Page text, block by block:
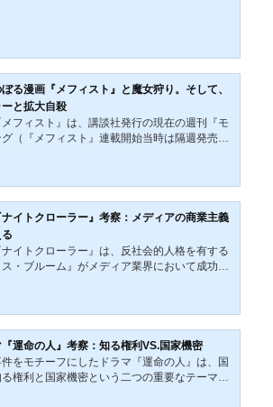
グは今後の10年、メタバース （3次元仮想空
野に年間1兆円以上の投資を行うとも報道され
以下は2021年11月22日に配信された「メタ
や「旧フェイ...
る漫画『メフィスト』と魔女狩り。そして、
ーと拡大自殺
フィスト』は、講談社発行の現在の週刊『モ
グ（『メフィスト』連載開始当時は隔週発売の
。 なお、作者の三山のぼる（昭和31（195
月7日-2007（平成19）年12月2日）は、心不全
歳の若さで他界した。漫画『メフィスト』の
じ物語はペストが猛威を振るう16世紀末のフラ
始まる。ペスト研究をする医師のジャンは、
ス・ロレーヌ地方の片田舎で妻のマドレーヌと
ていたが、ペストの...
イトクローラー』考察：メディアの商業主義
イトクローラー』は、反社会的人格を有する
ス・ブルーム』がメディア業界において成功を
率至上主義とジャーナリズムの倫理を問う作
評価されてきた。本記事では、本作が提示す
ィアの商業主義的構造と、その社会的影響につ
的考察を加える。本作の根幹にあるのは、
よりも『物語』を優先するメディアの報道姿
『運命の人』考察：知る権利VS.国家機密
をモチーフにしたドラマ『運命の人』は、国
る権利と国家機密という二つの重要なテーマの